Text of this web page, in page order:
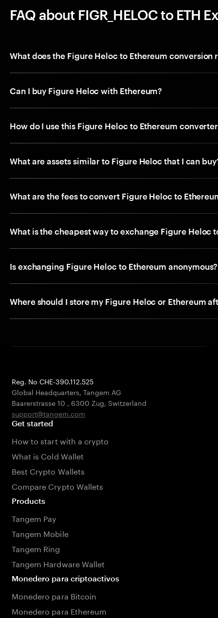
FAQ about FIGR_HELOC to ETH
What does the Figure Heloc to Ethereum conversion
Can I buy Figure Heloc with Ethereum?
How do I use this Figure Heloc to Ethereum
What are assets similar to Figure Heloc that I can
What are the fees to convert Figure Heloc to
What is the cheapest way to exchange Figure Heloc
Is exchanging Figure Heloc to Ethereum anonymous?
Where should I store my Figure Heloc or Ethereum
Reg. No CHE-390.112.525
Global Headquarters, Tangem AG
Baarerstrasse 10 , 6300 Zug, Switzerland
support@tangem.com
Get started
How to start with a crypto
What is Cold Wallet
Best Crypto Wallets
Compare Crypto Wallets
Products
Tangem Pay
Tangem Mobile
Tangem Ring
Tangem Hardware Wallet
Monedero para criptoactivos
Monedero para Bitcoin
Monedero para Ethereum